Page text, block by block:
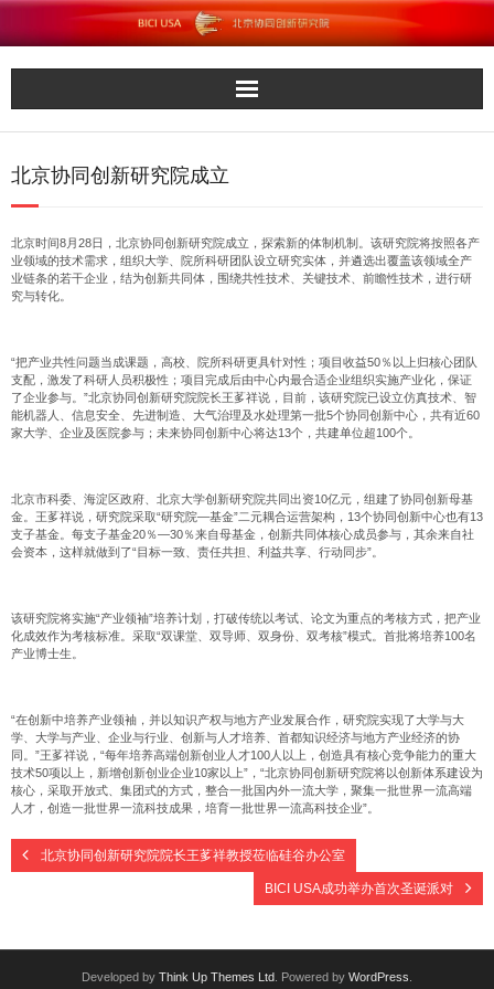
Home
Area of focus
News and Events
Career
Contact Us
北京协同创新研究院成立
北京时间8月28日，北京协同创新研究院成立，探索新的体制机制。该研究院将按照各产
业领域的技术需求，组织大学、院所科研团队设立研究实体，并遴选出覆盖该领域全产
业链条的若干企业，结为创新共同体，围绕共性技术、关键技术、前瞻性技术，进行研
究与转化。
“把产业共性问题当成课题，高校、院所科研更具针对性；项目收益50％以上归核心团队
支配，激发了科研人员积极性；项目完成后由中心内最合适企业组织实施产业化，保证
了企业参与。”北京协同创新研究院院长王茤祥说，目前，该研究院已设立仿真技术、智
能机器人、信息安全、先进制造、大气治理及水处理第一批5个协同创新中心，共有近60
家大学、企业及医院参与；未来协同创新中心将达13个，共建单位超100个。
北京市科委、海淀区政府、北京大学创新研究院共同出资10亿元，组建了协同创新母基
金。王茤祥说，研究院采取“研究院—基金”二元耦合运营架构，13个协同创新中心也有13
支子基金。每支子基金20％—30％来自母基金，创新共同体核心成员参与，其余来自社
会资本，这样就做到了“目标一致、责任共担、利益共享、行动同步”。
该研究院将实施“产业领袖”培养计划，打破传统以考试、论文为重点的考核方式，把产业
化成效作为考核标准。采取“双课堂、双导师、双身份、双考核”模式。首批将培养100名
产业博士生。
“在创新中培养产业领袖，并以知识产权与地方产业发展合作，研究院实现了大学与大
学、大学与产业、企业与行业、创新与人才培养、首都知识经济与地方产业经济的协
同。”王茤祥说，“每年培养高端创新创业人才100人以上，创造具有核心竞争能力的重大
技术50项以上，新增创新创业企业10家以上”，“北京协同创新研究院将以创新体系建设为
核心，采取开放式、集团式的方式，整合一批国内外一流大学，聚集一批世界一流高端
人才，创造一批世界一流科技成果，培育一批世界一流高科技企业”。
北京协同创新研究院院长王茤祥教授莅临硅谷办公室
BICI USA成功举办首次圣诞派对
Developed by Think Up Themes Ltd . Powered by WordPress